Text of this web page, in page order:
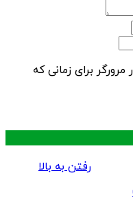
برای زمانی که
رفتن به بالا